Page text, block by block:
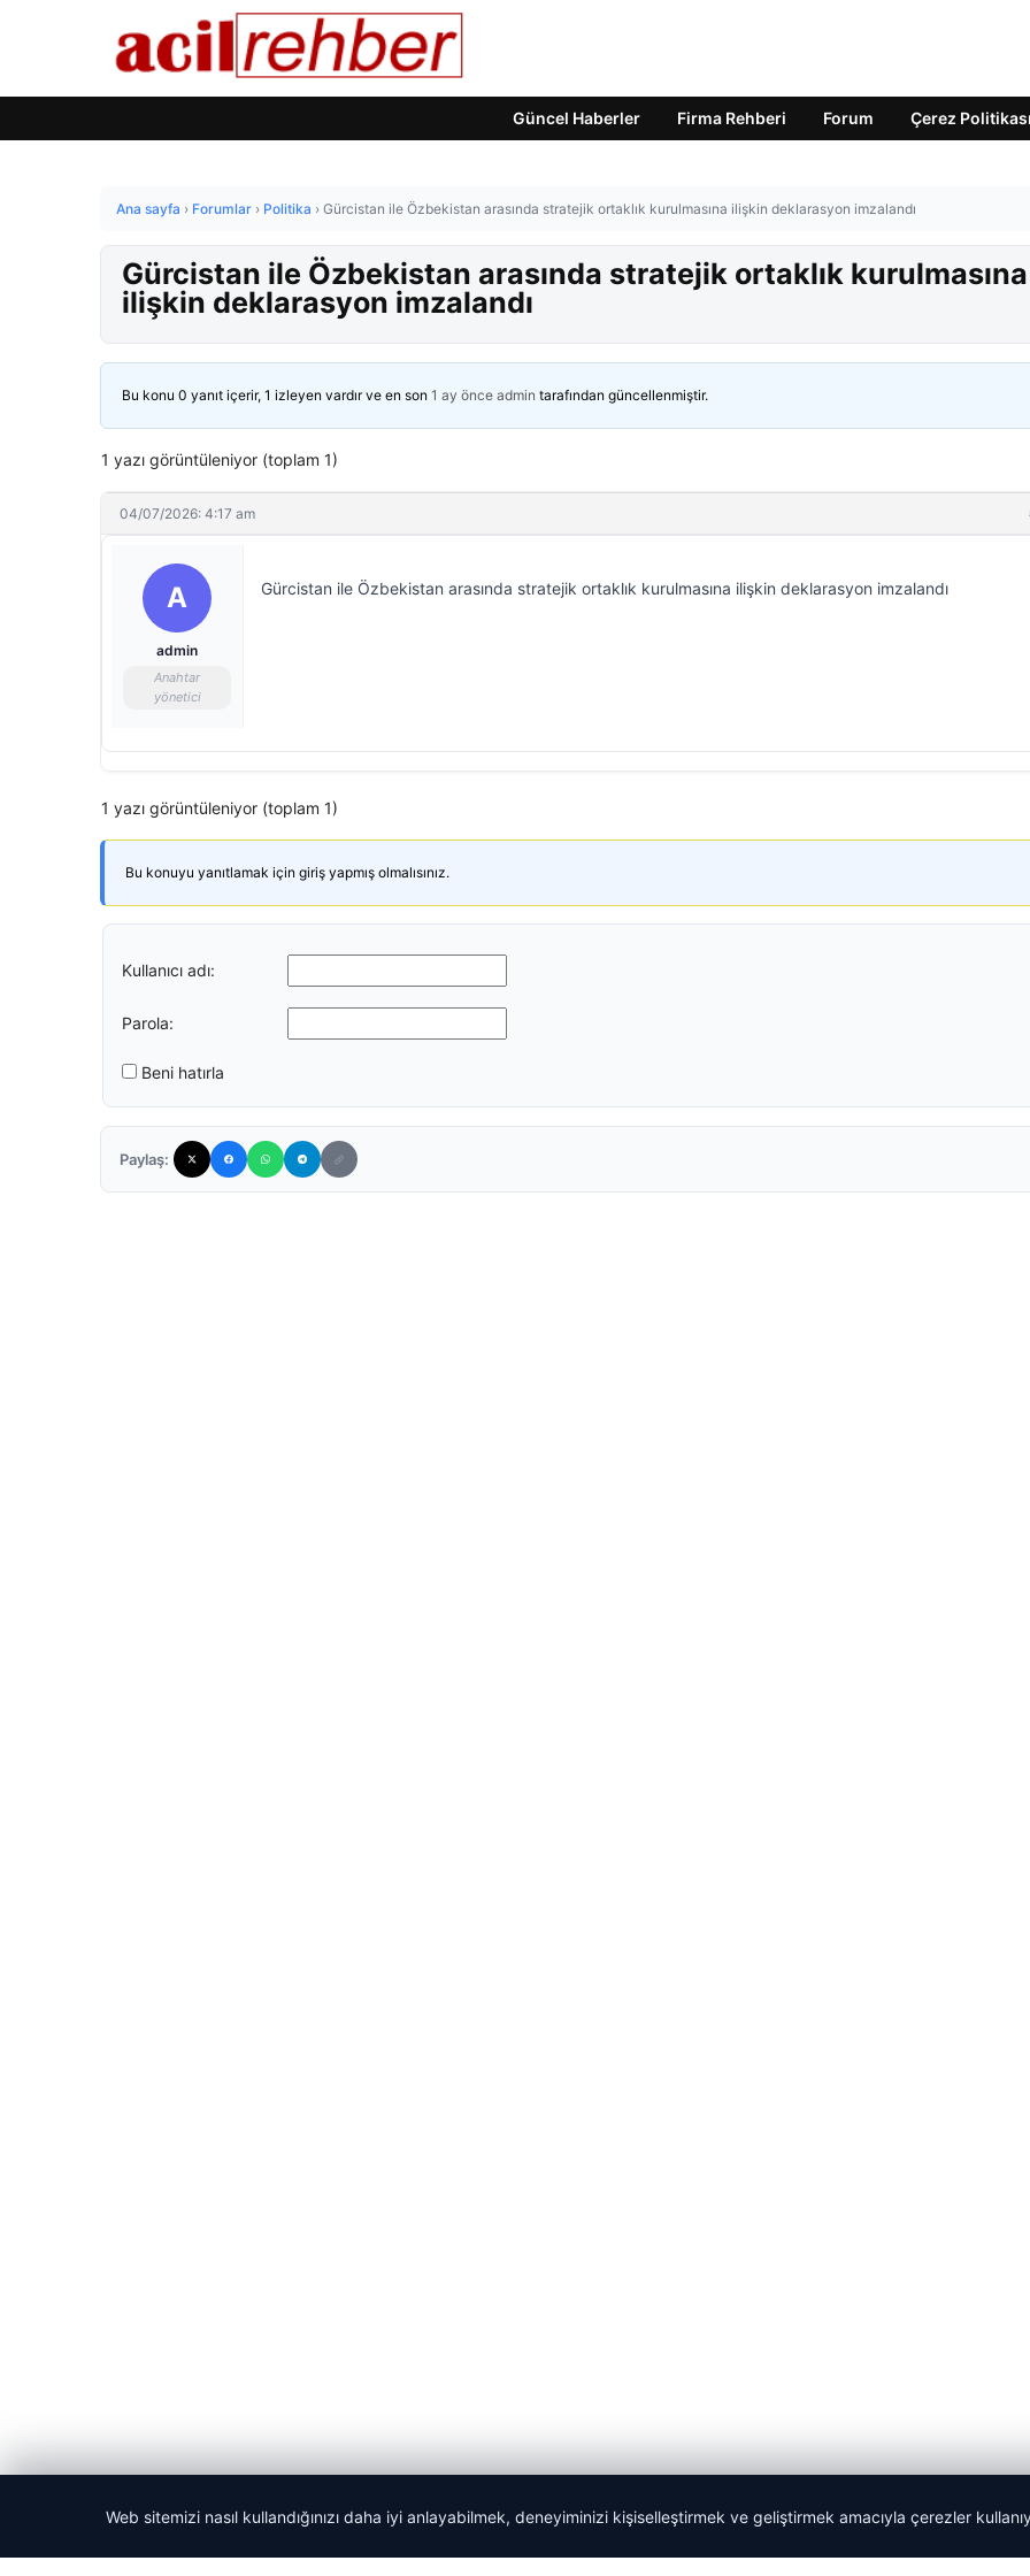
Güncel Haberler Firma Rehberi Forum Çerez Politikası
Ana sayfa › Forumlar › Politika › Gürcistan ile Özbekistan arasında stratejik ortaklık kurulmasına ilişkin deklarasyon imzalandı
Gürcistan ile Özbekistan arasında stratejik ortaklık kurulmasına
ilişkin deklarasyon imzalandı
Bu konu 0 yanıt içerir, 1 izleyen vardır ve en son 1 ay önce admin tarafından güncellenmiştir.
1 yazı görüntüleniyor (toplam 1)
04/07/2026: 4:17 am
A
admin
Anahtar
yönetici
Gürcistan ile Özbekistan arasında stratejik ortaklık kurulmasına ilişkin deklarasyon imzalandı
1 yazı görüntüleniyor (toplam 1)
Bu konuyu yanıtlamak için giriş yapmış olmalısınız.
Kullanıcı adı:
Parola:
Beni hatırla
Paylaş:
© 2026 Acil Rehber | Gündem Haberleri
Web sitemizi nasıl kullandığınızı daha iyi anlayabilmek, deneyiminizi kişiselleştirmek ve geliştirmek amacıyla çerezler